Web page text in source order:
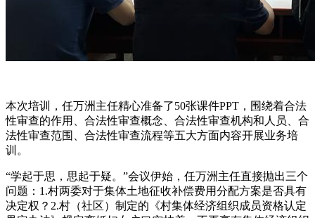
本次培训，任万洲主任精心准备了50张课件PPT，围绕着合法
性审查的作用、合法性审查概念、合法性审查机构和人员、合
法性审查范围、合法性审查流程等五大方面内容开展业务培
训。
“学起于思，思起于疑。”会议伊始，任万洲主任直接抛出三个
问题：1.村两委对于集体土地征收补偿费用分配方案是否具有
决定权？2.村（社区）制定的《村集体经济组织成员资格认定